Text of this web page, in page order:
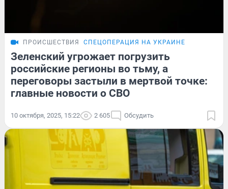
ПРОИСШЕСТВИЯ СПЕЦОПЕРАЦИЯ НА УКРАИНЕ
Зеленский угрожает погрузить
российские регионы во тьму, а
переговоры застыли в мертвой точке:
главные новости о СВО
10 октября, 2025, 15:22 2 605 Обсудить